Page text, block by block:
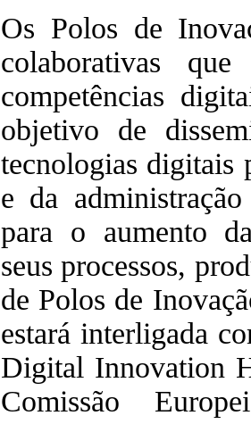
Os Polos de
colaborativas
competências
objetivo de
tecnologias digitais
e da
para o aumento
seus processos,
de Polos de
estará interligada
Digital Innovation
Comissão